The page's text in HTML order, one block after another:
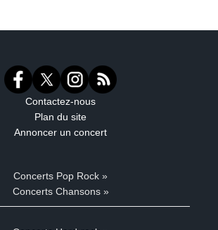
Contactez-nous
Plan du site
Annoncer un concert
Concerts Pop Rock »
Concerts Chansons »